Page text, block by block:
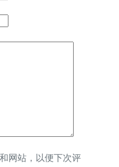
网站，以便下次评